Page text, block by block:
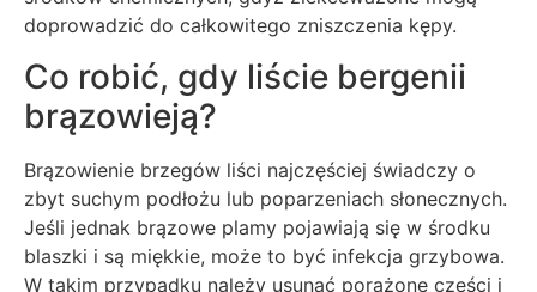
doprowadzić do całkowitego zniszczenia kępy.
Co robić, gdy liście bergenii
brązowieją?
Brązowienie brzegów liści najczęściej świadczy o
zbyt suchym podłożu lub poparzeniach słonecznych.
Jeśli jednak brązowe plamy pojawiają się w środku
blaszki i są miękkie, może to być infekcja grzybowa.
W takim przypadku należy usunąć porażone części i